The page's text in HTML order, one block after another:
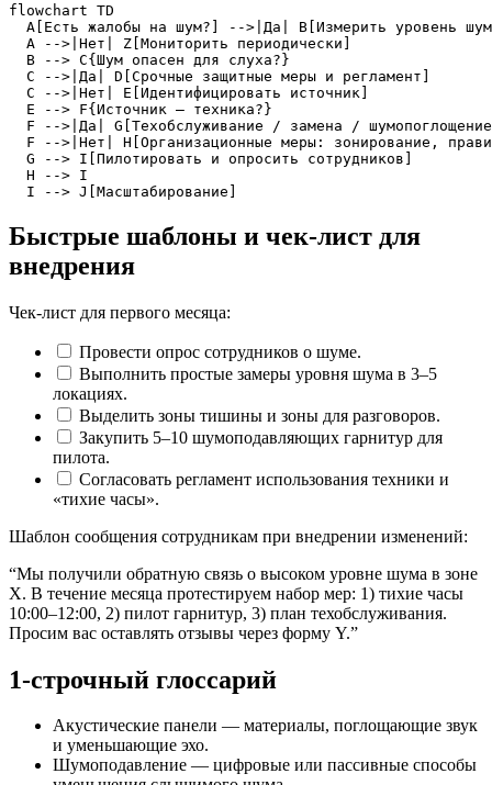
flowchart TD
A[Есть жалобы на шум?] -->|Да| B[Измерить уровень
  A -->|Нет| Z[Мониторить периодически]
  B --> C{Шум опасен для слуха?}
  C -->|Да| D[Срочные защитные меры и регламент]
  C -->|Нет| E[Идентифицировать источник]
  E --> F{Источник — техника?}
F -->|Да| G[Техобслуживание / замена /
F -->|Нет| H[Организационные меры: зонирование,
  G --> I[Пилотировать и опросить сотрудников]
  H --> I
  I --> J[Масштабирование]
Быстрые шаблоны и чек‑лист для
внедрения
Чек‑лист для первого месяца:
Провести опрос сотрудников о шуме.
Выполнить простые замеры уровня шума в 3–5
локациях.
Выделить зоны тишины и зоны для разговоров.
Закупить 5–10 шумоподавляющих гарнитур для
пилота.
Согласовать регламент использования техники и
«тихие часы».
Шаблон сообщения сотрудникам при внедрении изменений:
“Мы получили обратную связь о высоком уровне шума в зоне
X. В течение месяца протестируем набор мер: 1) тихие часы
10:00–12:00, 2) пилот гарнитур, 3) план техобслуживания.
Просим вас оставлять отзывы через форму Y.”
1‑строчный глоссарий
Акустические панели — материалы, поглощающие звук
и уменьшающие эхо.
Шумоподавление — цифровые или пассивные способы